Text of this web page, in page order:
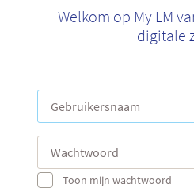
Welkom op My LM
digitale
Gebruikersnaam
Wachtwoord
Toon mijn wachtwoord